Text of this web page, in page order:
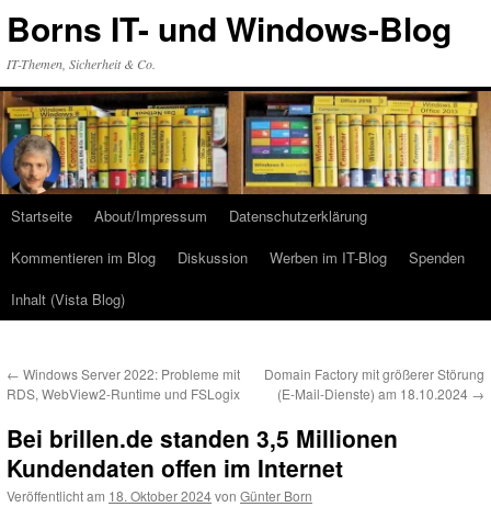
Inhalt
Borns IT- und Windows-Blog
IT-Themen, Sicherheit & Co.
Startseite About/Impressum
Datenschutzerklärung
Kommentieren im Blog
Diskussion Werben im IT-Blog
Spenden
Inhalt (Vista Blog)
← Windows Server 2022: Probleme mit
RDS, WebView2-Runtime und FSLogix
Domain Factory mit größerer Störung
(E-Mail-Dienste) am 18.10.2024 →
Bei brillen.de standen 3,5 Millionen
Kundendaten offen im Internet
Veröffentlicht am 18. Oktober 2024von Günter Born